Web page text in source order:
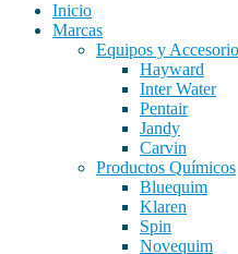
Inicio
Marcas
Equipos y
Hayward
Inter Water
Pentair
Jandy
Carvin
Productos Químicos
Bluequim
Klaren
Spin
Novequim